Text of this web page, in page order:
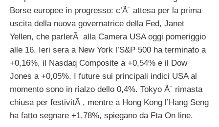
Borse europee in progresso: c’Ã¨ attesa per la prima
uscita della nuova governatrice della Fed, Janet
Yellen, che parlerÃ alla Camera USA oggi pomeriggio
alle 16. Ieri sera a New York l’S&P 500 ha terminato a
+0,16%, il Nasdaq Composite a +0,54% e il Dow
Jones a +0,05%. I future sui principali indici USA al
momento sono in rialzo dello 0,4%. Tokyo Ã¨ rimasta
chiusa per festivitÃ , mentre a Hong Kong l’Hang Seng
ha fatto segnare +1,78%, spiegano da Fta On line.